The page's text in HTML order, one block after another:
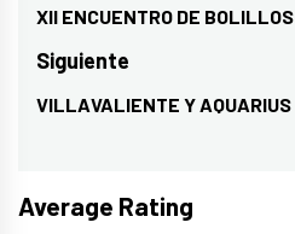
de
entradas
Entrada
anterior:
XII ENCUENTRO DE BOLILLOS
Siguiente
Entrada
VILLAVALIENTE Y AQUARIUS
Average Rating